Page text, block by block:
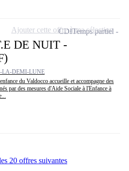
DE NUIT -
LA-DEMI-LUNE
du Valdocco accueille et accompagne des
par des mesures d'Aide Sociale à l'Enfance à
CDITemps partiel
Ajouter cette offre à ma sélection
20 offres suivantes